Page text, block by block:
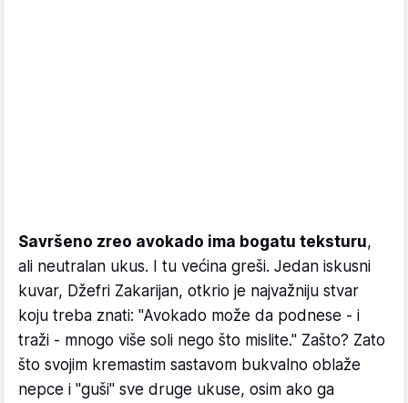
Savršeno zreo avokado ima bogatu teksturu,
ali neutralan ukus. I tu većina greši. Jedan iskusni
kuvar, Džefri Zakarijan, otkrio je najvažniju stvar
koju treba znati: "Avokado može da podnese - i
traži - mnogo više soli nego što mislite." Zašto? Zato
što svojim kremastim sastavom bukvalno oblaže
nepce i "guši" sve druge ukuse, osim ako ga